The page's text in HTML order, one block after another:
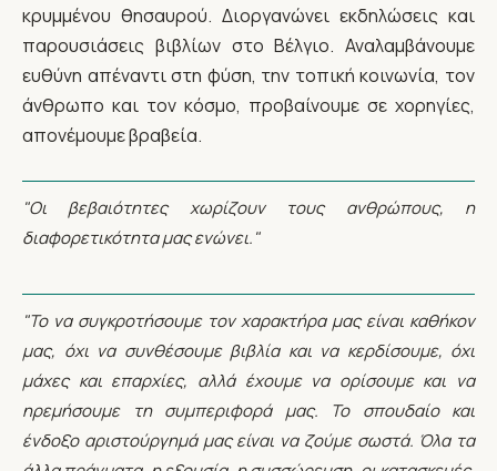
κρυμμένου θησαυρού. Διοργανώνει εκδηλώσεις και
παρουσιάσεις βιβλίων στο Βέλγιο. Αναλαμβάνουμε
ευθύνη απέναντι στη φύση, την τοπική κοινωνία, τον
άνθρωπο και τον κόσμο, προβαίνουμε σε χορηγίες,
απονέμουμε βραβεία.
"Οι βεβαιότητες χωρίζουν τους ανθρώπους, η
διαφορετικότητα μας ενώνει."
"Το να συγκροτήσουμε τον χαρακτήρα μας είναι καθήκον
μας, όχι να συνθέσουμε βιβλία και να κερδίσουμε, όχι
μάχες και επαρχίες, αλλά έχουμε να ορίσουμε και να
ηρεμήσουμε τη συμπεριφορά μας. Το σπουδαίο και
ένδοξο αριστούργημά μας είναι να ζούμε σωστά. Όλα τα